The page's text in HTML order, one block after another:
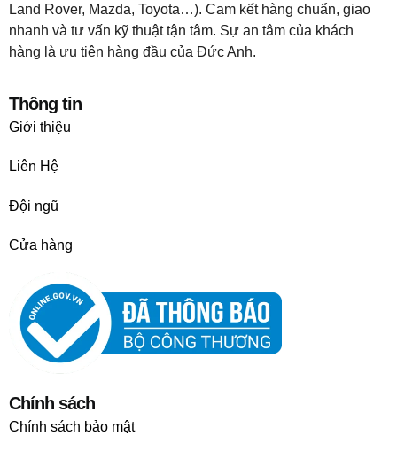
Land Rover, Mazda, Toyota…). Cam kết hàng chuẩn, giao
nhanh và tư vấn kỹ thuật tận tâm. Sự an tâm của khách
hàng là ưu tiên hàng đầu của Đức Anh.
Thông tin
Giới thiệu
Liên Hệ
Đội ngũ
Cửa hàng
Chính sách
Chính sách bảo mật